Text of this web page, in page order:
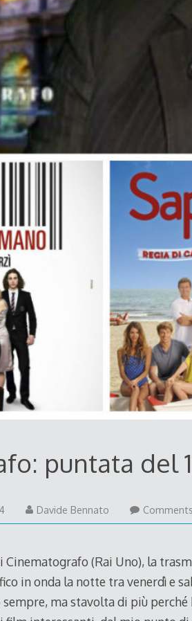
puntata del
19
February
Davide Bennato
Cinematografo (Rai Uno), la
in onda la notte tra venerdì e
ma stavolta di più